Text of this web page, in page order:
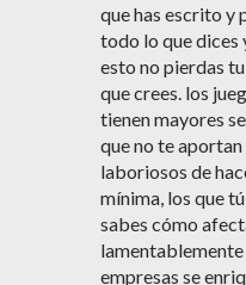
que has escrito y
todo lo que dices
esto no pierdas
que crees. los
tienen mayores
que no te aportan
laboriosos de
mínima, los que
sabes cómo
lamentablemente
empresas se